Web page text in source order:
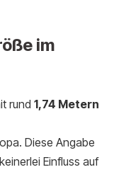
im
rund 1,74 Metern
Diese Angabe
Einfluss auf